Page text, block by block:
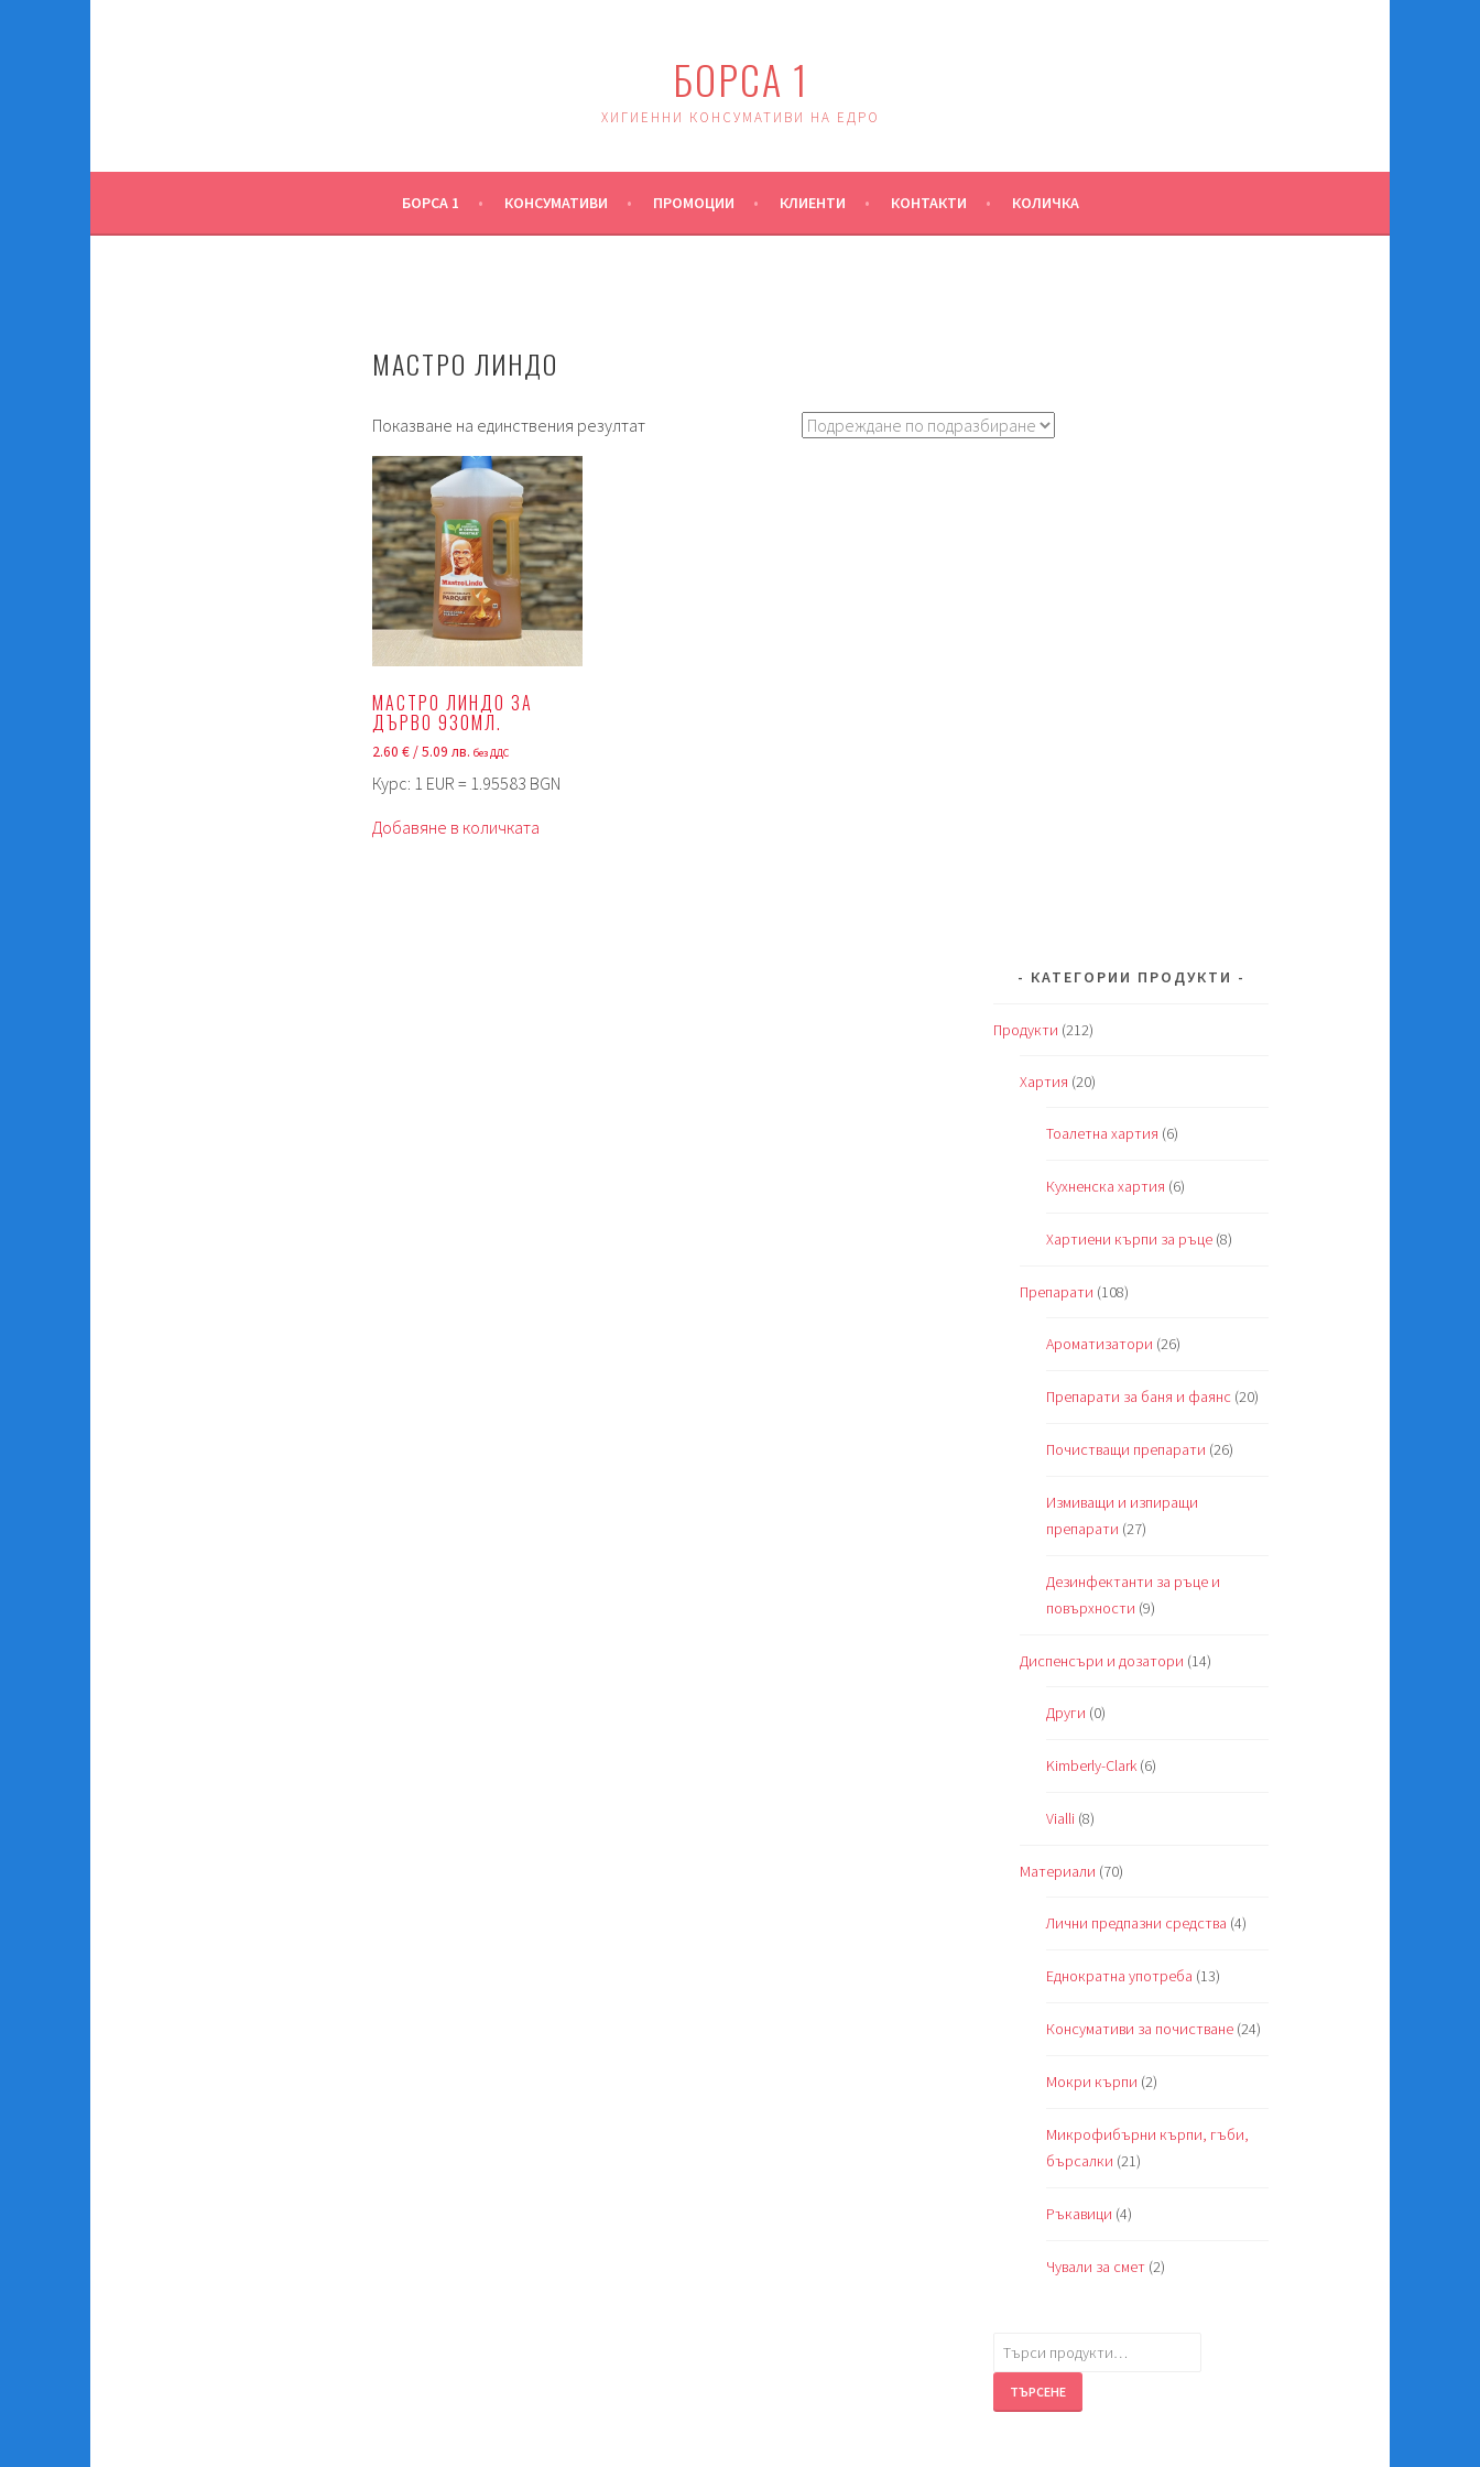
БОРСА 1
ХИГИЕННИ КОНСУМАТИВИ НА ЕДРО
БОРСА 1 КОНСУМАТИВИ ПРОМОЦИИ КЛИЕНТИ КОНТАКТИ КОЛИЧКА
МАСТРО ЛИНДО
Показване на единствения резултат
МАСТРО ЛИНДО ЗА
ДЪРВО 930МЛ.
2.60 €/ 5.09 лв. без ДДС
Курс: 1 EUR = 1.95583 BGN
Добавяне в количката
КАТЕГОРИИ ПРОДУКТИ
Продукти (212)
Хартия (20)
Тоалетна хартия (6)
Кухненска хартия (6)
Хартиени кърпи за ръце (8)
Препарати (108)
Ароматизатори (26)
Препарати за баня и фаянс (20)
Почистващи препарати (26)
Измиващи и изпиращи
препарати (27)
Дезинфектанти за ръце и
повърхности (9)
Диспенсъри и дозатори (14)
Други (0)
Kimberly-Clark (6)
Vialli (8)
Материали (70)
Лични предпазни средства (4)
Еднократна употреба (13)
Консумативи за почистване (24)
Мокри кърпи (2)
Микрофибърни кърпи, гъби,
бърсалки (21)
Ръкавици (4)
Чували за смет (2)
Търсене
за:
ТЪРСЕНЕ